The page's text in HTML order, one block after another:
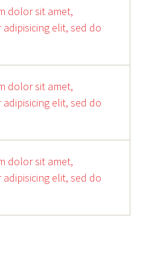
dolor sit amet,
elit, sed do
dolor sit amet,
elit, sed do
dolor sit amet,
elit, sed do